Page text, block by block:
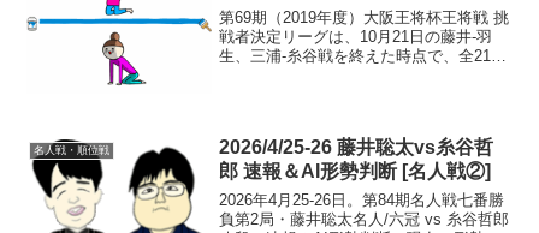
第69期（2019年度）大阪王将杯王将戦 挑
戦者決定リーグは、10月21日の藤井-羽
生、三浦-糸谷戦を終えた時点で、全21局
名人戦・順位戦
2026/4/25-26 藤井聡太vs糸谷哲
郎 速報＆AI形勢判断 [名人戦②]
2026年4月25-26日。第84期名人戦七番勝
負第2局・藤井聡太名人/六冠 vs 糸谷哲郎